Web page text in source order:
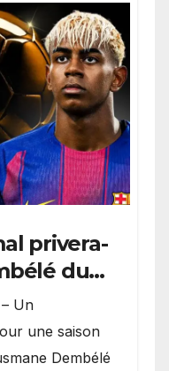
privera-
du
– Un
une saison
Dembélé